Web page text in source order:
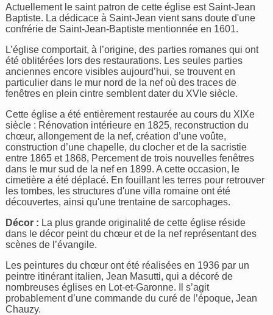
Actuellement le saint patron de cette église est Saint-Jean
Baptiste. La dédicace à Saint-Jean vient sans doute d'une
confrérie de Saint-Jean-Baptiste mentionnée en 1601.
L’église comportait, à l’origine, des parties romanes qui ont
été oblitérées lors des restaurations. Les seules parties
anciennes encore visibles aujourd’hui, se trouvent en
particulier dans le mur nord de la nef où des traces de
fenêtres en plein cintre semblent dater du XVIe siècle.
Cette église a été entièrement restaurée au cours du XIXe
siècle : Rénovation intérieure en 1825, reconstruction du
chœur, allongement de la nef, création d’une voûte,
construction d’une chapelle, du clocher et de la sacristie
entre 1865 et 1868, Percement de trois nouvelles fenêtres
dans le mur sud de la nef en 1899. A cette occasion, le
cimetière a été déplacé. En fouillant les terres pour retrouver
les tombes, les structures d'une villa romaine ont été
découvertes, ainsi qu'une trentaine de sarcophages.
Décor : La plus grande originalité de cette église réside
dans le décor peint du chœur et de la nef représentant des
scènes de l’évangile.
Les peintures du chœur ont été réalisées en 1936 par un
peintre itinérant italien, Jean Masutti, qui a décoré de
nombreuses églises en Lot-et-Garonne. Il s’agit
probablement d’une commande du curé de l’époque, Jean
Chauzy.